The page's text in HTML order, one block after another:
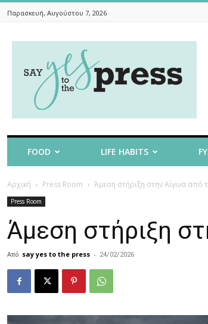
Παρασκευή, Αυγούστου 7, 2026
To
The
FOOD LIFE HABITS
Αρχική Press Room Άμεση στήριξη στην Αίγινα από
Press Room
Άμεση στήριξη
Από say yes to the press - 24/02/2026